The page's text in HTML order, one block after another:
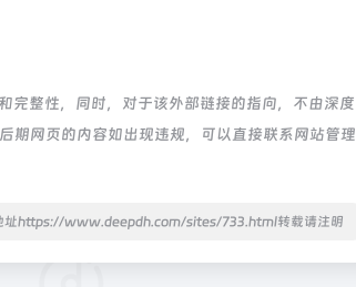
整性，同时，对于该外部链接的指向，不由深度
期网页的内容如出现违规，可以直接联系网站管理
址https://www.deepdh.com/sites/733.html转载请注明